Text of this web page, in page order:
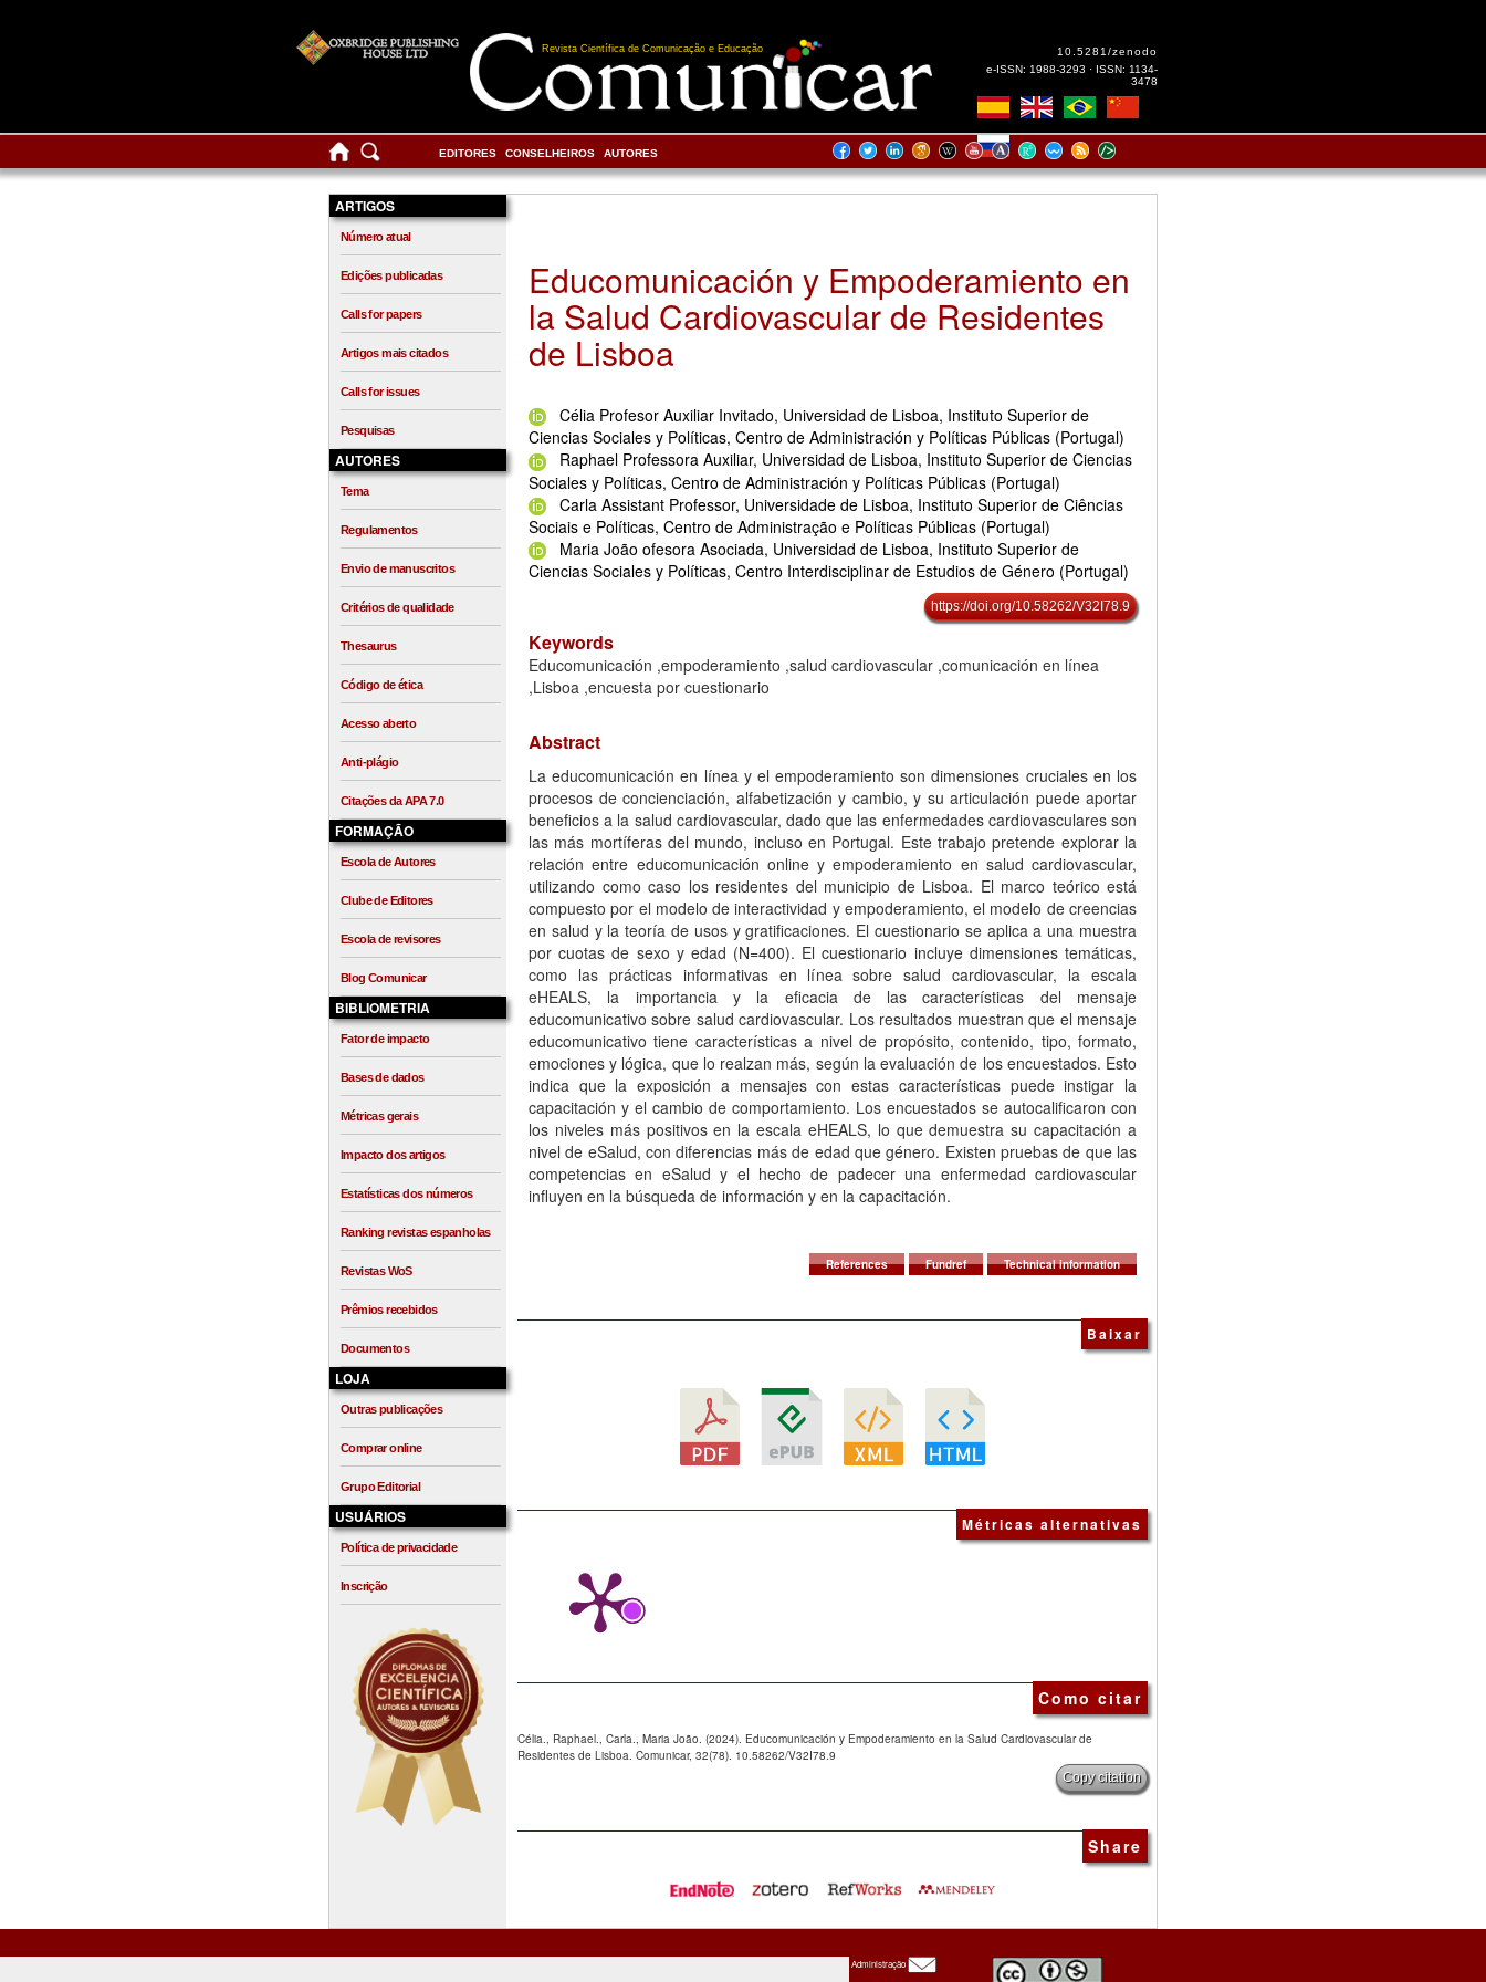
Revista Científica de Comunicação e Educação
10.5281/zenodo
e-ISSN: 1988-3293 · ISSN: 1134-
3478
EDITORES CONSELHEIROS AUTORES
ARTIGOS
Número atual
Edições publicadas
Calls for papers
Artigos mais citados
Calls for issues
Pesquisas
AUTORES
Tema
Regulamentos
Envio de manuscritos
Critérios de qualidade
Thesaurus
Código de ética
Acesso aberto
Anti-plágio
Citações da APA 7.0
FORMAÇÃO
Escola de Autores
Clube de Editores
Escola de revisores
Blog Comunicar
BIBLIOMETRIA
Fator de impacto
Bases de dados
Métricas gerais
Impacto dos artigos
Estatísticas dos números
Ranking revistas espanholas
Revistas WoS
Prêmios recebidos
Documentos
LOJA
Outras publicações
Comprar online
Grupo Editorial
USUÁRIOS
Política de privacidade
Inscrição
Educomunicación y Empoderamiento en
la Salud Cardiovascular de Residentes
de Lisboa
Célia Profesor Auxiliar Invitado, Universidad de Lisboa, Instituto Superior de
Ciencias Sociales y Políticas, Centro de Administración y Políticas Públicas (Portugal)
Raphael Professora Auxiliar, Universidad de Lisboa, Instituto Superior de Ciencias
Sociales y Políticas, Centro de Administración y Políticas Públicas (Portugal)
Carla Assistant Professor, Universidade de Lisboa, Instituto Superior de Ciências
Sociais e Políticas, Centro de Administração e Políticas Públicas (Portugal)
Maria João ofesora Asociada, Universidad de Lisboa, Instituto Superior de
Ciencias Sociales y Políticas, Centro Interdisciplinar de Estudios de Género (Portugal)
https://doi.org/10.58262/V32I78.9
Keywords
Educomunicación ,empoderamiento ,salud cardiovascular ,comunicación en línea
,Lisboa ,encuesta por cuestionario
Abstract
La educomunicación en línea y el empoderamiento son dimensiones cruciales en los
procesos de concienciación, alfabetización y cambio, y su articulación puede aportar
beneficios a la salud cardiovascular, dado que las enfermedades cardiovasculares son
las más mortíferas del mundo, incluso en Portugal. Este trabajo pretende explorar la
relación entre educomunicación online y empoderamiento en salud cardiovascular,
utilizando como caso los residentes del municipio de Lisboa. El marco teórico está
compuesto por el modelo de interactividad y empoderamiento, el modelo de creencias
en salud y la teoría de usos y gratificaciones. El cuestionario se aplica a una muestra
por cuotas de sexo y edad (N=400). El cuestionario incluye dimensiones temáticas,
como las prácticas informativas en línea sobre salud cardiovascular, la escala
eHEALS, la importancia y la eficacia de las características del mensaje
educomunicativo sobre salud cardiovascular. Los resultados muestran que el mensaje
educomunicativo tiene características a nivel de propósito, contenido, tipo, formato,
emociones y lógica, que lo realzan más, según la evaluación de los encuestados. Esto
indica que la exposición a mensajes con estas características puede instigar la
capacitación y el cambio de comportamiento. Los encuestados se autocalificaron con
los niveles más positivos en la escala eHEALS, lo que demuestra su capacitación a
nivel de eSalud, con diferencias más de edad que género. Existen pruebas de que las
competencias en eSalud y el hecho de padecer una enfermedad cardiovascular
influyen en la búsqueda de información y en la capacitación.
References Fundref Technical information
Baixar
Métricas alternativas
Como citar
Célia., Raphael., Carla., Maria João. (2024). Educomunicación y Empoderamiento en la Salud Cardiovascular de
Residentes de Lisboa. Comunicar, 32(78). 10.58262/V32I78.9
Copy citation
Share
Administração